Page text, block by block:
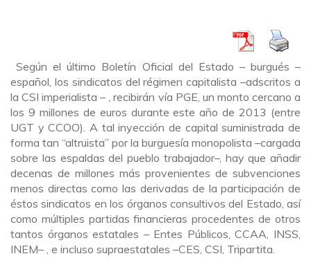
Según el último Boletín Oficial del Estado – burgués–
español, los sindicatos del régimen capitalista–adscritos a
la CSI imperialista– , recibirán vía PGE, un monto cercano a
los 9 millones de euros durante este año de 2013 (entre
UGT y CCOO). A tal inyección de capital suministrada de
forma tan “altruista” por la burguesía monopolista –cargada
sobre las espaldas del pueblo trabajador–, hay que añadir
decenas de millones más provenientes de subvenciones
menos directas como las derivadas de la participación de
éstos sindicatos en los órganos consultivos del Estado, así
como múltiples partidas financieras procedentes de otros
tantos órganos estatales – Entes Públicos, CCAA, INSS,
INEM– , e incluso supraestatales –CES, CSI, Tripartita.